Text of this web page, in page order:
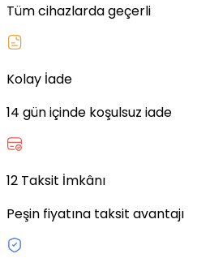
Tüm cihazlarda geçerli
Kolay İade
14 gün içinde koşulsuz iade
12 Taksit İmkânı
Peşin fiyatına taksit avantajı